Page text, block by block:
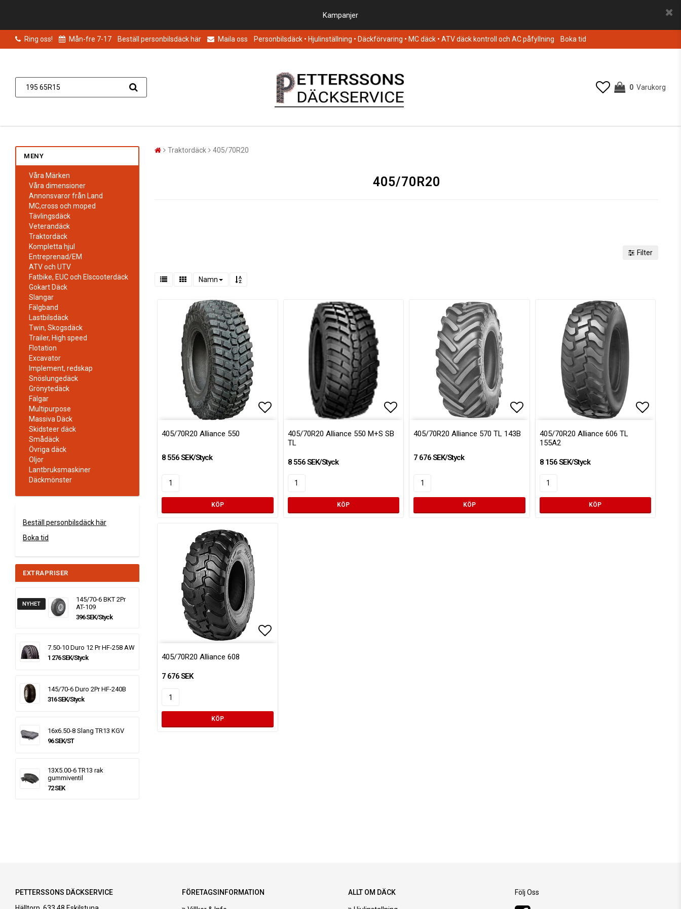
Kampanjer
Ring oss! Mån-fre 7-17 Beställ personbilsdäck här Maila oss Personbilsdäck • Hjulinställning • Däckförvaring • MC däck • ATV däck kontroll och AC påfyllning Boka tid
0 Varukorg
MENY
Våra Märken
Våra dimensioner
Annonsvaror från Land
MC,cross och moped
Tävlingsdäck
Veterandäck
Traktordäck
Kompletta hjul
Entreprenad/EM
ATV och UTV
Fatbike, EUC och Elscooterdäck
Gokart Däck
Slangar
Fälgband
Lastbilsdäck
Twin, Skogsdäck
Trailer, High speed
Flotation
Excavator
Implement, redskap
Snöslungedäck
Grönytedäck
Fälgar
Multipurpose
Massiva Däck
Skidsteer däck
Smådäck
Övriga däck
Oljor
Lantbruksmaskiner
Däckmönster
Beställ personbilsdäck här
Boka tid
EXTRAPRISER
NYHET
145/70-6 BKT 2Pr
AT-109
396 SEK/Styck
7.50-10 Duro 12 Pr HF-258 AW
1 276 SEK/Styck
145/70-6 Duro 2Pr HF-240B
316 SEK/Styck
16x6.50-8 Slang TR13 KGV
96 SEK/ST
13X5.00-6 TR13 rak
gummiventil
72 SEK
Traktordäck 405/70R20
405/70R20
Filter
Namn
Lägg till i favoritlistan
Lägg till i favoritlistan
405/70R20 Alliance 550
8 556 SEK/Styck
KÖP
Lägg till i favoritlistan
405/70R20 Alliance 550 M+S SB
TL
8 556 SEK/Styck
KÖP
Lägg till i favoritlistan
Lägg till i favoritlistan
405/70R20 Alliance 570 TL 143B
7 676 SEK/Styck
KÖP
405/70R20 Alliance 606 TL
155A2
8 156 SEK/Styck
KÖP
405/70R20 Alliance 608
7 676 SEK
KÖP
PETTERSSONS DÄCKSERVICE
FÖRETAGSINFORMATION ALLT OM DÄCK Följ Oss